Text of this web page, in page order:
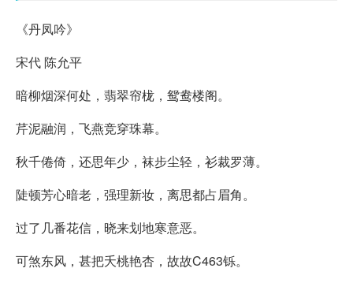
《丹凤吟》
宋代 陈允平
暗柳烟深何处，翡翠帘栊，鸳鸯楼阁。
芹泥融润，飞燕竞穿珠幕。
秋千倦倚，还思年少，袜步尘轻，衫裁罗薄。
陡顿芳心暗老，强理新妆，离思都占眉角。
过了几番花信，晓来划地寒意恶。
可煞东风，甚把夭桃艳杏，故故C463铄。